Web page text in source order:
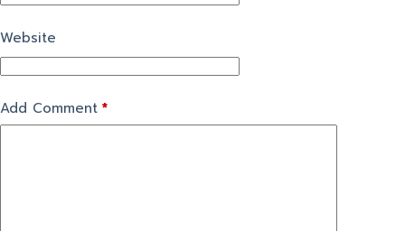
Website
Add Comment *